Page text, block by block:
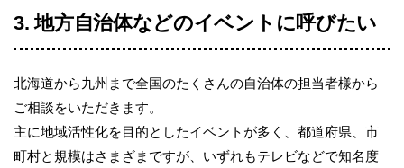
3. 地方自治体などのイベントに呼びたい
北海道から九州まで全国のたくさんの自治体の担当者様から
ご相談をいただきます。
主に地域活性化を目的としたイベントが多く、都道府県、市
町村と規模はさまざまですが、いずれもテレビなどで知名度